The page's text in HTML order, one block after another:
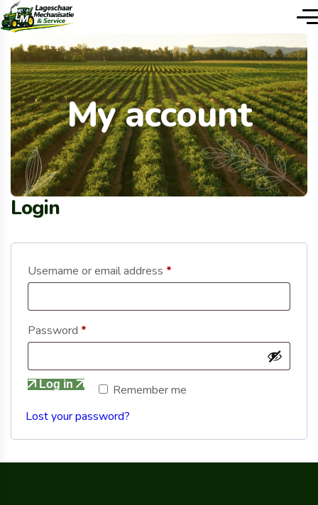
My account
Login
Username or email address *
Password *
Remember me
Log in
Lost your password?